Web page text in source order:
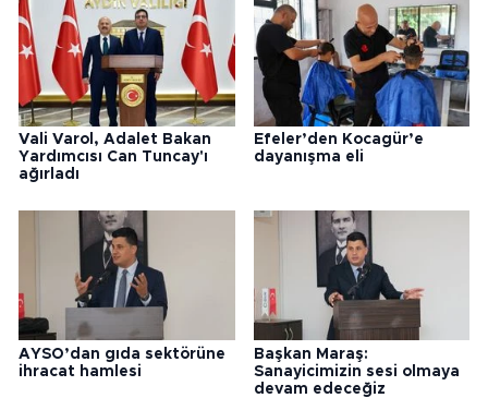
Vali Varol, Adalet Bakan
Yardımcısı Can Tuncay'ı
ağırladı
Efeler’den Kocagür’e
dayanışma eli
AYSO’dan gıda sektörüne
ihracat hamlesi
Başkan Maraş:
Sanayicimizin sesi olmaya
devam edeceğiz